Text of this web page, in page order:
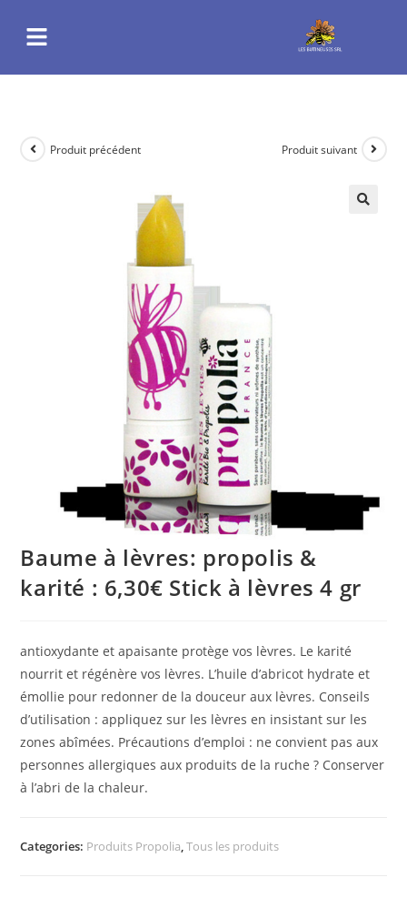
Produit précédent Produit suivant
Baume à lèvres: propolis &
karité : 6,30€ Stick à lèvres 4 gr
antioxydante et apaisante protège vos lèvres. Le karité
nourrit et régénère vos lèvres. L’huile d’abricot hydrate et
émollie pour redonner de la douceur aux lèvres. Conseils
d’utilisation : appliquez sur les lèvres en insistant sur les
zones abîmées. Précautions d’emploi : ne convient pas aux
personnes allergiques aux produits de la ruche ? Conserver
à l’abri de la chaleur.
Categories: Produits Propolia,Tous les produits